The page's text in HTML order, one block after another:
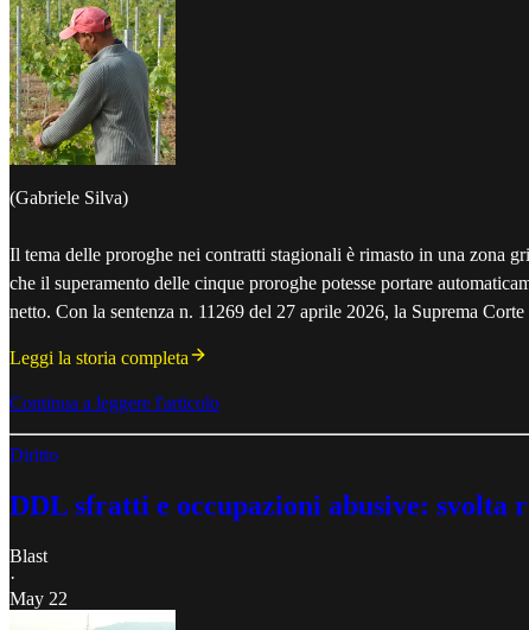
(Gabriele Silva)
Il tema delle proroghe nei contratti stagionali è rimasto in una zona
che il superamento delle cinque proroghe potesse portare
netto. Con la sentenza n. 11269 del 27 aprile 2026, la Suprema
Leggi la storia completa
Continua a leggere l'articolo
Diritto
DDL sfratti e occupazioni abusive: svolta
Blast
·
May 22